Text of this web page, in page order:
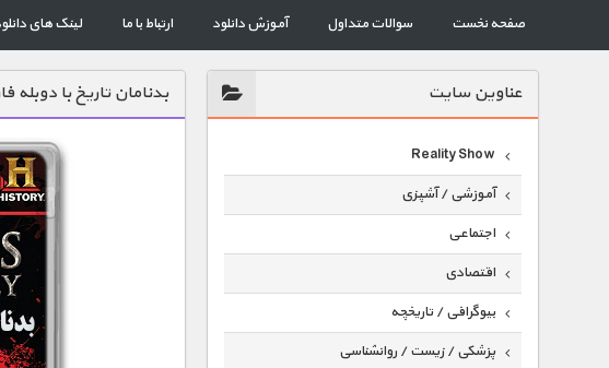
صفحه نخست سوالات متداول آموزش دانلود ارتباط با ما لینک های
عناوين سايت
Reality Show
آموزشی / آشپزی
اجتماعی
اقتصادی
بیوگرافی / تاریخچه
پزشکی / زیست / روانشناسی
بدنامان تاریخ با دوبله